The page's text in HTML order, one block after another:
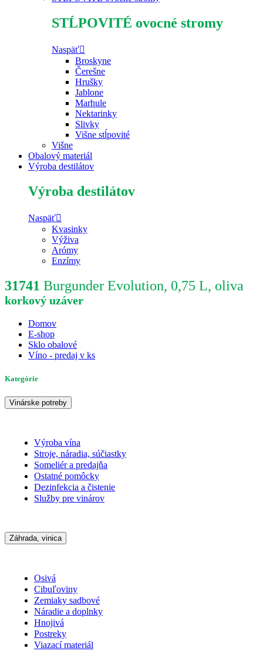
STĹPOVITÉ ovocné stromy
Naspäť
Broskyne
Čerešne
Hrušky
Jablone
Marhule
Nektarinky
Slivky
Višne stĺpovité
Višne
Obalový materiál
Výroba destilátov
Výroba destilátov
Naspäť
Kvasinky
Výživa
Arómy
Enzímy
31741 Burgunder Evolution, 0,75 L, oliva
korkový uzáver
Domov
E-shop
Sklo obalové
Víno - predaj v ks
Kategórie
Vinárske potreby
Výroba vína
Stroje, náradia, súčiastky
Someliér a predajňa
Ostatné pomôcky
Dezinfekcia a čistenie
Služby pre vinárov
Záhrada, vinica
Osivá
Cibuľoviny
Zemiaky sadbové
Náradie a doplnky
Hnojivá
Postreky
Viazací materiál